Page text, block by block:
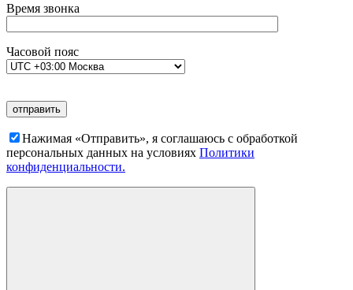
Время звонка
Часовой пояс
Нажимая «Отправить», я соглашаюсь c обработкой
персональных данных на условиях Политики
конфиденциальности.